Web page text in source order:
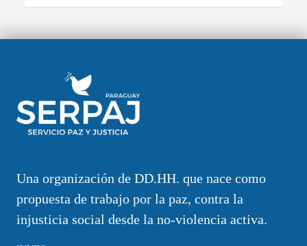
Una organización de DD.HH. que nace como
propuesta de trabajo por la paz, contra la
injusticia social desde la no-violencia activa.